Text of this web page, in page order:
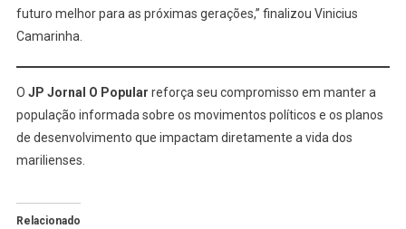
futuro melhor para as próximas gerações,” finalizou Vinicius
Camarinha.
O JP Jornal O Popular reforça seu compromisso em manter a
população informada sobre os movimentos políticos e os planos
de desenvolvimento que impactam diretamente a vida dos
marilienses.
Relacionado